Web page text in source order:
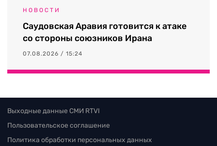
НОВОСТИ
Саудовская Аравия готовится к атаке
со стороны союзников Ирана
07.08.2026 / 15:24
Выходные данные СМИ RTVI
Пользовательское соглашение
Политика обработки персональных данных